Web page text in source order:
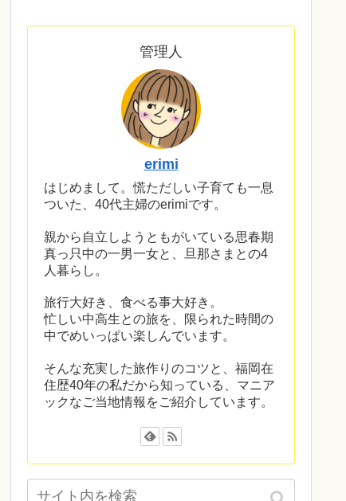
管理人
erimi
はじめまして。慌ただしい子育ても一息
ついた、40代主婦のerimiです。
親から自立しようともがいている思春期
真っ只中の一男一女と、旦那さまとの4
人暮らし。
旅行大好き、食べる事大好き。
忙しい中高生との旅を、限られた時間の
中でめいっぱい楽しんでいます。
そんな充実した旅作りのコツと、福岡在
住歴40年の私だから知っている、マニア
ックなご当地情報をご紹介しています。